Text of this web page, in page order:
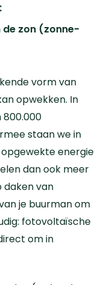
de zon (zonne-
vorm van
opwekken. In
800.000
staan we in
energie
dan ook meer
daken van
je buurman om
fotovoltaïsche
om in